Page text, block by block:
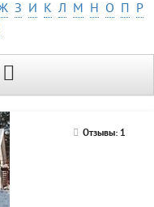
З И К Л М Н О П Р
Отзывы: 1